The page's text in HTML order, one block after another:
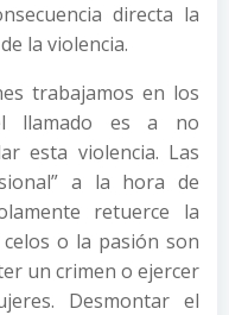
directa la
la violencia.
trabajamos en los
llamado es a no
esta violencia. Las
a la hora de
retuerce la
o la pasión son
un crimen o ejercer
Desmontar el